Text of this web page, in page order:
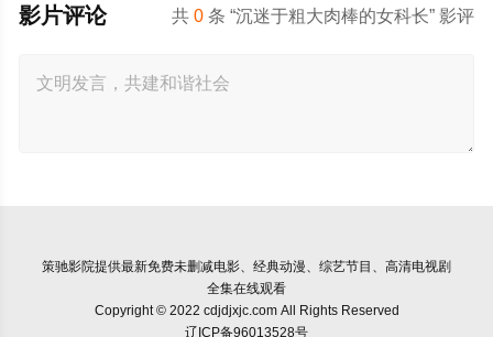
共0 条 “沉迷于粗大肉棒的女科长” 影评
影片评论
策驰影院提供最新免费未删减电影、经典动漫、综艺节目、高清电视剧
全集在线观看
Copyright © 2022 cdjdjxjc.com All Rights Reserved
辽ICP备96013528号